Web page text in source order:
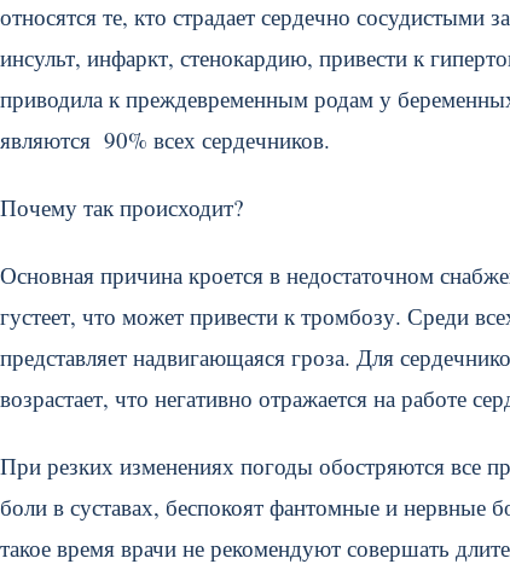
относятся те, кто страдает сердечно
инсульт, инфаркт, стенокардию, привести к
приводила к преждевременным родам у
являются 90% всех сердечников.
Почему так происходит?
Основная причина кроется в недостаточном
густеет, что может привести к тромбозу. Среди
представляет надвигающаяся гроза. Для
возрастает, что негативно отражается на работе
При резких изменениях погоды обостряются все
боли в суставах, беспокоят фантомные и нервные
такое время врачи не рекомендуют совершать